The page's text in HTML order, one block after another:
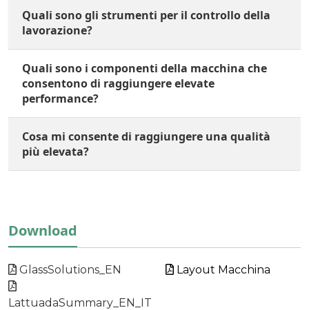
Quali sono gli strumenti per il controllo della
lavorazione?
Quali sono i componenti della macchina che
consentono di raggiungere elevate
performance?
Cosa mi consente di raggiungere una qualità
più elevata?
Download
GlassSolutions_EN
LattuadaSummary_EN_IT
Layout Macchina